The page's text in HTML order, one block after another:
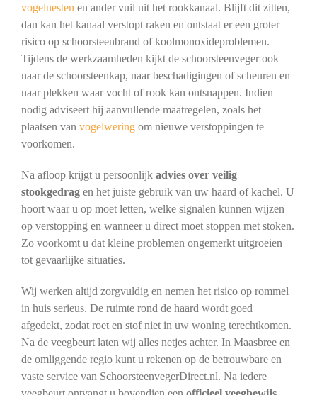
vogelnesten en ander vuil uit het rookkanaal. Blijft dit zitten,
dan kan het kanaal verstopt raken en ontstaat er een groter
risico op schoorsteenbrand of koolmonoxideproblemen.
Tijdens de werkzaamheden kijkt de schoorsteenveger ook
naar de schoorsteenkap, naar beschadigingen of scheuren en
naar plekken waar vocht of rook kan ontsnappen. Indien
nodig adviseert hij aanvullende maatregelen, zoals het
plaatsen van vogelweringom nieuwe verstoppingen te
voorkomen.
Na afloop krijgt u persoonlijk advies over veilig
stookgedragen het juiste gebruik van uw haard of kachel. U
hoort waar u op moet letten, welke signalen kunnen wijzen
op verstopping en wanneer u direct moet stoppen met stoken.
Zo voorkomt u dat kleine problemen ongemerkt uitgroeien
tot gevaarlijke situaties.
Wij werken altijd zorgvuldig en nemen het risico op rommel
in huis serieus. De ruimte rond de haard wordt goed
afgedekt, zodat roet en stof niet in uw woning terechtkomen.
Na de veegbeurt laten wij alles netjes achter. In Maasbree en
de omliggende regio kunt u rekenen op de betrouwbare en
vaste service van SchoorsteenvegerDirect.nl. Na iedere